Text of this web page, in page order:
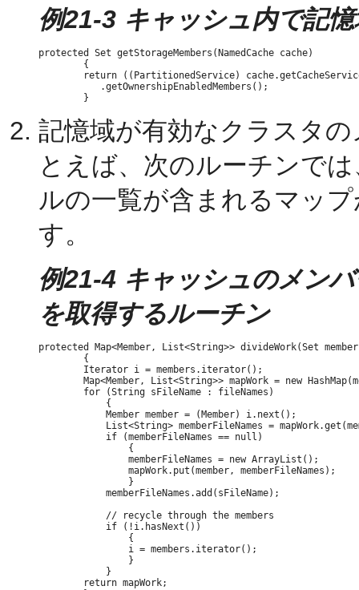
例21-3 キャッシュ内で記
protected Set getStorageMembers(NamedCache cache)
        {
return ((PartitionedService)
           .getOwnershipEnabledMembers();
記憶域が有効なクラスタ
とえば、次のルーチンで
ルの一覧が含まれるマッ
す。
例21-4 キャッシュのメン
を取得するルーチン
protected Map<Member, List<String>> divideWork(Set
        {
        Iterator i = members.iterator();
Map<Member, List<String>> mapWork = new
        for (String sFileName : fileNames)
            {
            Member member = (Member) i.next();
List<String> memberFileNames =
            if (memberFileNames == null)
                {
                memberFileNames = new ArrayList();
                mapWork.put(member, memberFileNames);
                }
            memberFileNames.add(sFileName);
            // recycle through the members
            if (!i.hasNext())
                {
                i = members.iterator();
                }
            }
        return mapWork;